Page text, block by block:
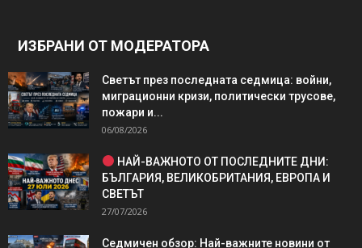
ИЗБРАНИ ОТ МОДЕРАТОРА
Светът през последната седмица: войни,
миграционни кризи, политически трусове,
пожари и...
06/08/2026
НАЙ-ВАЖНОТО ОТ ПОСЛЕДНИТЕ ДНИ:
БЪЛГАРИЯ, ВЕЛИКОБРИТАНИЯ, ЕВРОПА И
СВЕТЪТ
27/07/2026
Седмичен обзор: Най-важните новини от